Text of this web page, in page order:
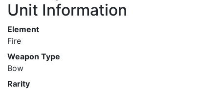
Unit Information
Element
Fire
Weapon Type
Bow
Rarity